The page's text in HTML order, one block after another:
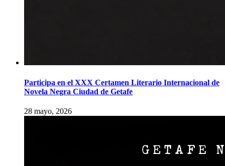
Participa en el XXX Certamen Literario Internacional de
Novela Negra Ciudad de Getafe
28 mayo, 2026